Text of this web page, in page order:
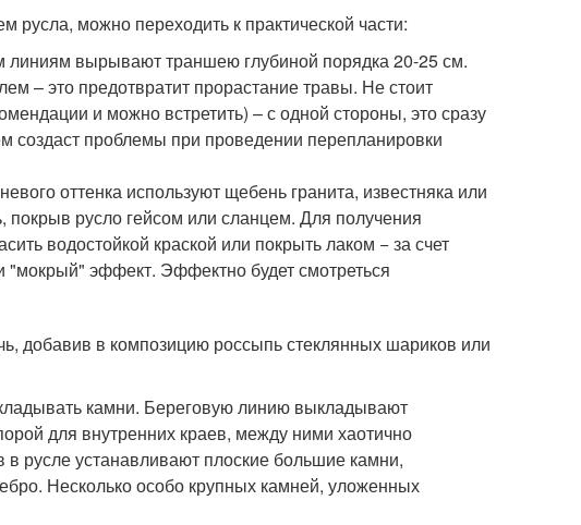
можно переходить к практической части:
линиям вырывают траншею глубиной порядка 20-25 см.
– это предотвратит прорастание травы. Не стоит
и можно встретить) – с одной стороны, это сразу
создаст проблемы при проведении перепланировки
оттенка используют щебень гранита, известняка или
русло гейсом или сланцем. Для получения
водостойкой краской или покрыть лаком − за счет
"мокрый" эффект. Эффектно будет смотреться
добавив в композицию россыпь стеклянных шариков или
камни. Береговую линию выкладывают
для внутренних краев, между ними хаотично
русле устанавливают плоские большие камни,
Несколько особо крупных камней, уложенных